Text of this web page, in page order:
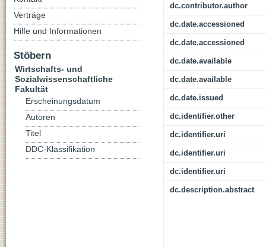
dc.contributor.author
dc.date.accessioned
dc.date.accessioned
dc.date.available
dc.date.available
dc.date.issued
dc.identifier.other
dc.identifier.uri
dc.identifier.uri
dc.identifier.uri
dc.description.abstract
Verträge
Hilfe und Informationen
Stöbern
Wirtschafts- und
Sozialwissenschaftliche
Fakultät
Erscheinungsdatum
Autoren
Titel
DDC-Klassifikation